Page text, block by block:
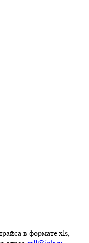
в формате xls,